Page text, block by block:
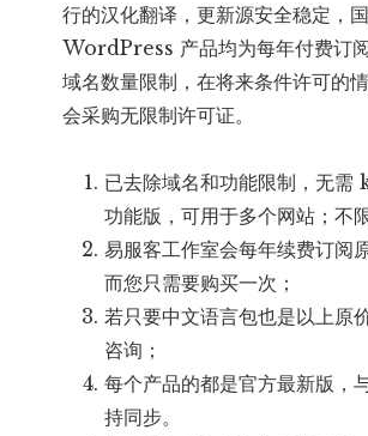
行的汉化翻译，更新源安全稳定，
WordPress 产品均为每年付费订
域名数量限制，在将来条件许可的
会采购无限制许可证。
已去除域名和功能限制，无需
功能版，可用于多个网站；不
易服客工作室会每年续费订阅
而您只需要购买一次；
若只要中文语言包也是以上原
咨询；
每个产品的都是官方最新版，
持同步。